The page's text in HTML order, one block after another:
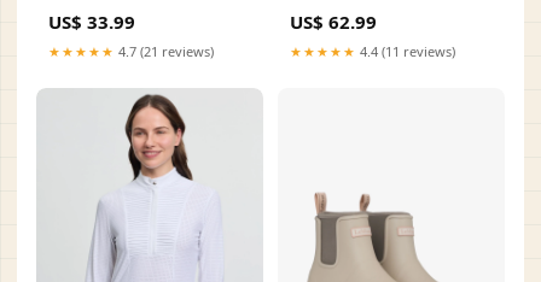
US$ 33.99
★★★★★ 4.7 (21 reviews)
US$ 62.99
★★★★★ 4.4 (11 reviews)